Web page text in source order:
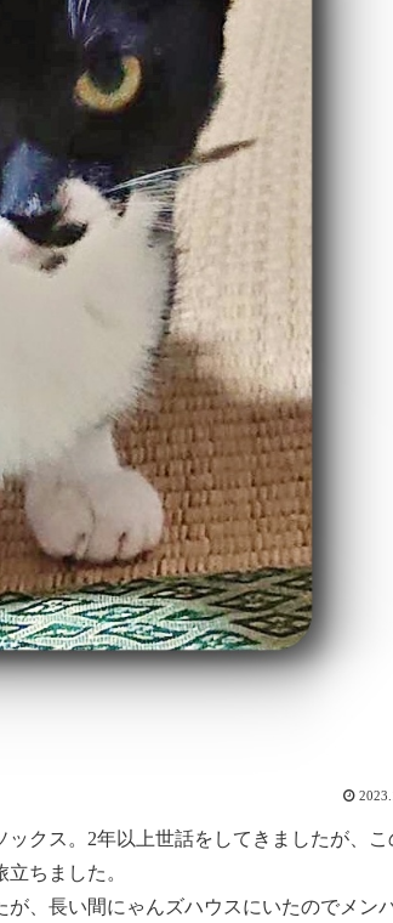
クス。2年以上世話をしてきましたが、こ
ちました。
、長い間にゃんズハウスにいたのでメン